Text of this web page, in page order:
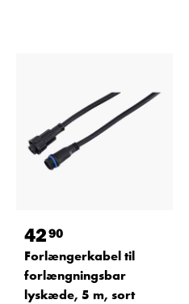
4290
Forlængerkabel til
forlængningsbar
lyskæde, 5 m, sort